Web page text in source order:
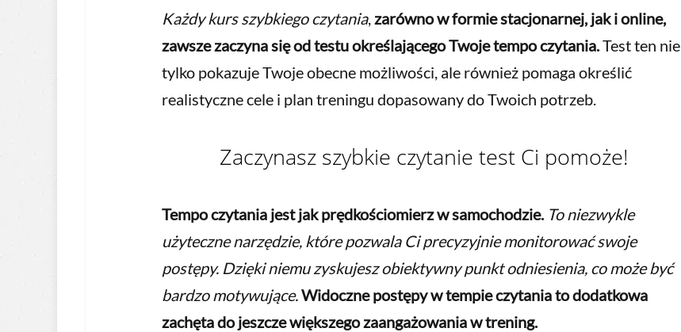
Każdy kurs szybkiego czytania,zarówno w formie stacjonarnej, jak i online,
zawsze zaczyna się od testu określającego Twoje tempo czytania.Test ten nie
tylko pokazuje Twoje obecne możliwości, ale również pomaga określić
realistyczne cele i plan treningu dopasowany do Twoich potrzeb.
Zaczynasz szybkie czytanie test Ci pomoże!
Tempo czytania jest jak prędkościomierz w samochodzie. To niezwykle
użyteczne narzędzie, które pozwala Ci precyzyjnie monitorować swoje
postępy. Dzięki niemu zyskujesz obiektywny punkt odniesienia, co może być
bardzo motywujące.Widoczne postępy w tempie czytania to dodatkowa
zachęta do jeszcze większego zaangażowania w trening.